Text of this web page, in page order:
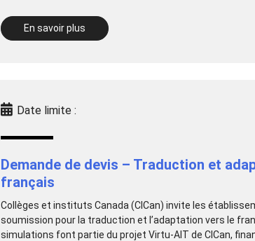
En savoir plus
Date limite :
Demande de devis – Traduction et
français
Collèges et instituts Canada (CICan) invite les
soumission pour la traduction et l’adaptation vers le
simulations font partie du projet Virtu-AIT de CICan,